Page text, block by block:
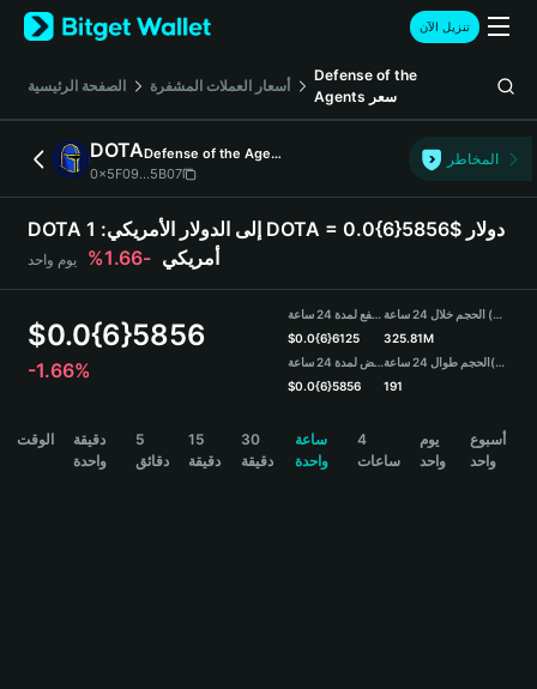
English
日本語
Русский
Español (Latinoamérica)
Türkçe
Deutsch
简体中文
Português (Portugal)
Bahasa Indonesia
বাংলা
تنزيل الآن
الصفحة الرئيسية أسعار العملات المشفرة
Defense of the
Agents سعر
DOTA
Defense of the Agents
0x5F09...5B07
المخاطر
DOTA إلى الدولار الأمريكي: 1 DOTA = 0.0{6}5856$ دولار
أمريكي -1.66% يوم واحد
$0.0{6}5856
-1.66%
مرتفع لمدة 24 ساعة
$0.0{6}6125
منخفض لمدة 24 ساعة
$0.0{6}5856
الحجم خلال 24 ساعة (DOTA)
325.81M
الحجم طوال 24 ساعة(USDT)
191
الوقت
دقيقة
واحدة
5
دقائق
15
دقيقة
30
دقيقة
ساعة
واحدة
4
ساعات
يوم
واحد
أسبوع
واحد